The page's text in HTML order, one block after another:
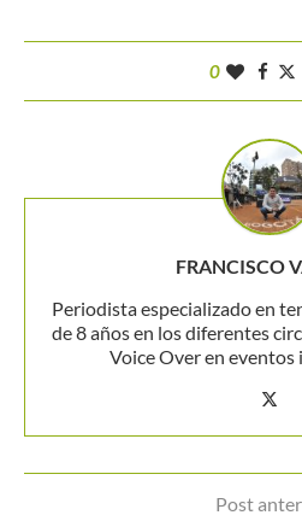
0
FRANCISCO
Periodista especializado en
de 8 años en los diferentes
Voice Over en eventos
Post